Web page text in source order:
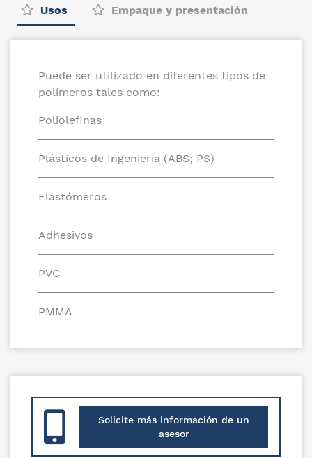
Usos Empaque y presentación
Puede ser utilizado en diferentes tipos de
polímeros tales como:
Poliolefinas
Plásticos de Ingeniería (ABS; PS)
Elastómeros
Adhesivos
PVC
PMMA
Solicite más información de un
asesor